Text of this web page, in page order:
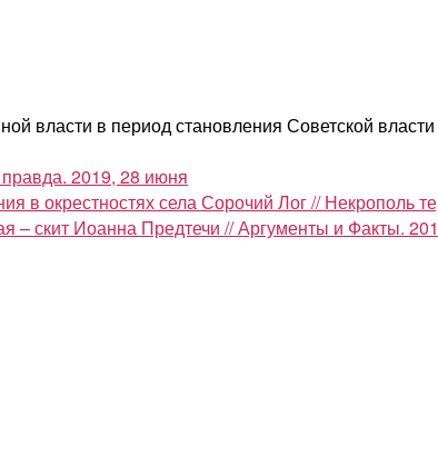
власти в период становления Советской
2019, 28 июня
в окрестностях села Сорочий Лог // Некрополь
скит Иоанна Предтечи // Аргументы и Факты.